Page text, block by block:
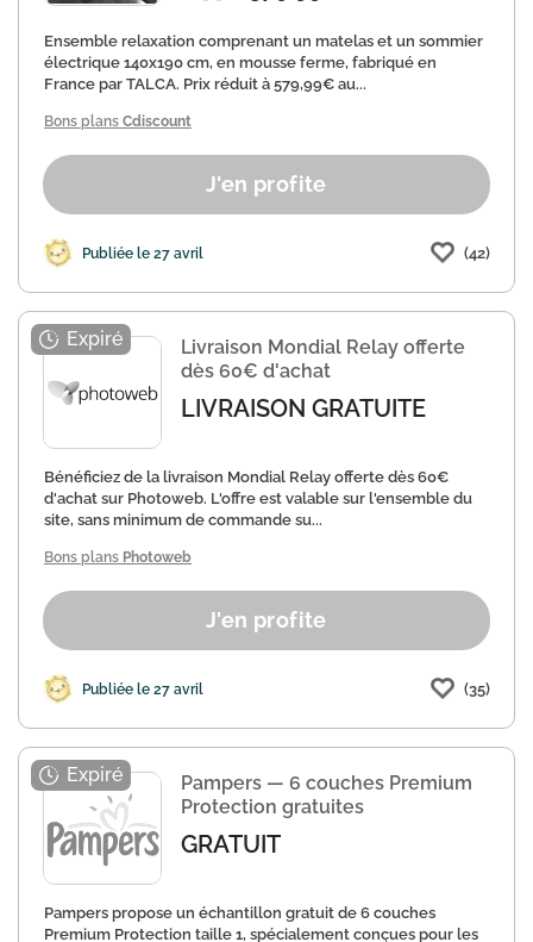
Ensemble relaxation comprenant un matelas et un sommier
électrique 140x190 cm, en mousse ferme, fabriqué en
France par TALCA. Prix réduit à 579,99€ au...
Bons plans Cdiscount
J'en profite
Publiée le 27 avril (42)
Livraison Mondial Relay offerte
dès 60€ d'achat
LIVRAISON GRATUITE
Bénéficiez de la livraison Mondial Relay offerte dès 60€
d'achat sur Photoweb. L'offre est valable sur l'ensemble du
site, sans minimum de commande su...
Bons plans Photoweb
J'en profite
Publiée le 27 avril (35)
Pampers — 6 couches Premium
Protection gratuites
GRATUIT
Pampers propose un échantillon gratuit de 6 couches
Premium Protection taille 1, spécialement conçues pour les